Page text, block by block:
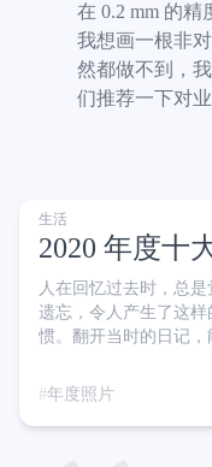
在 0.2 mm 的精
我想画一根非
然都做不到，
们推荐一下对
生活
2020 年度十
人在回忆过去时，总
遗忘，令人产生了这
惯。翻开当时的日记
的念旧 后来逐渐因为
的印象 关注我的朋友
年度照片